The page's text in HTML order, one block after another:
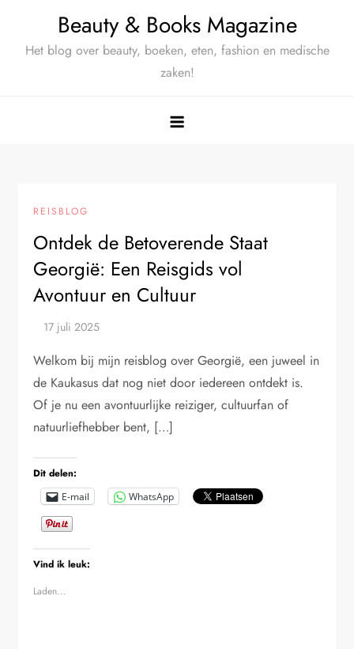
Beauty & Books Magazine
Het blog over beauty, boeken, eten, fashion en medische
zaken!
REISBLOG
Ontdek de Betoverende Staat
Georgië: Een Reisgids vol
Avontuur en Cultuur
Welkom bij mijn reisblog over Georgië, een juweel in
de Kaukasus dat nog niet door iedereen ontdekt is.
Of je nu een avontuurlijke reiziger, cultuurfan of
natuurliefhebber bent, […]
Dit delen:
E-mail WhatsApp
Vind ik leuk:
Laden...